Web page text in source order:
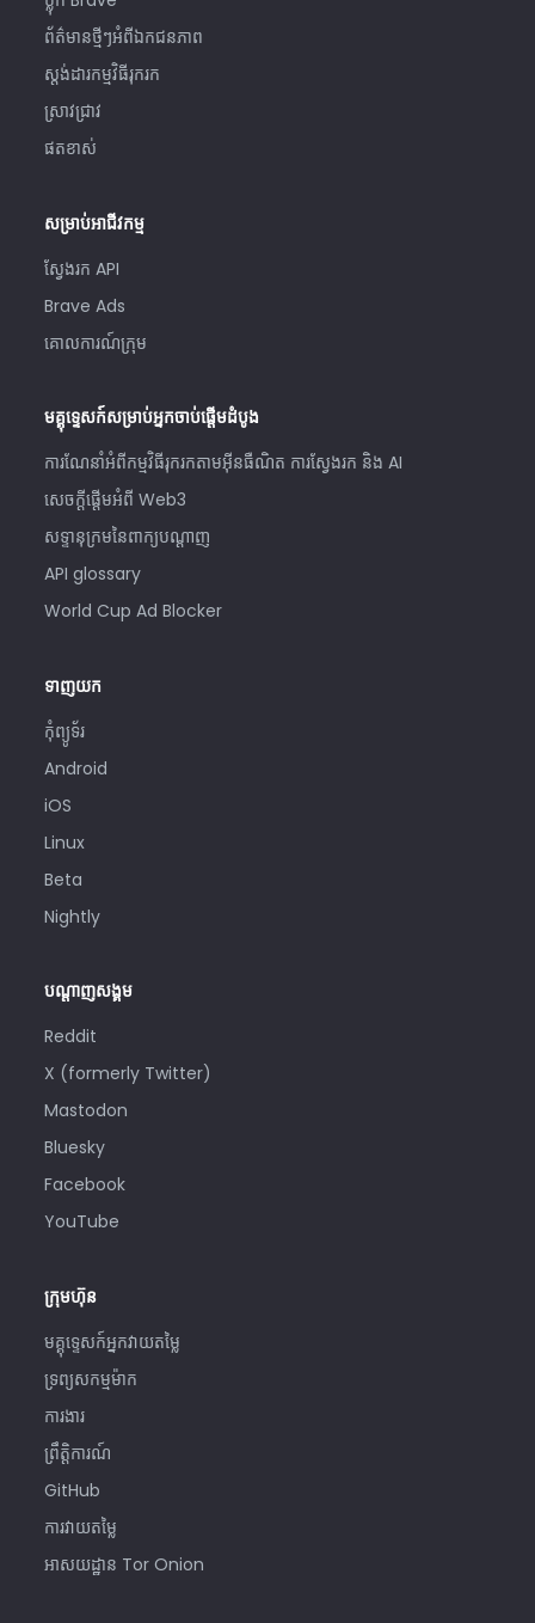
ព័ត៌មានថ្មីៗអំពីឯកជនភាព
ស្ដង់ដារកម្មវិធីរុករក
ស្រាវជ្រាវ
ផតខាស់
សម្រាប់អាជីវកម្ម
ស្វែងរក API
Brave Ads
គោលការណ៍ក្រុម
មគ្គុទ្ទេសក៍សម្រាប់អ្នកចាប់ផ្តើមដំបូង
ការណែនាំអំពីកម្មវិធីរុករកតាមអ៊ីនធឺណិត ការស្វែងរក និង AI
សេចក្តីផ្តើមអំពី Web3
សទ្ទានុក្រមនៃពាក្យបណ្ដាញ
API glossary
World Cup Ad Blocker
ទាញយក
កុំព្យូទ័រ
Android
iOS
Linux
Beta
Nightly
បណ្តាញសង្គម
Reddit
X (formerly Twitter)
Mastodon
Bluesky
Facebook
YouTube
ក្រុមហ៊ុន
មគ្គុទ្ទេសក៍អ្នកវាយតម្លៃ
ទ្រព្យសកម្មម៉ាក
​ការងារ
ព្រឹត្តិការណ៍
GitHub
ការវាយតម្លៃ
អាសយដ្ឋាន Tor Onion